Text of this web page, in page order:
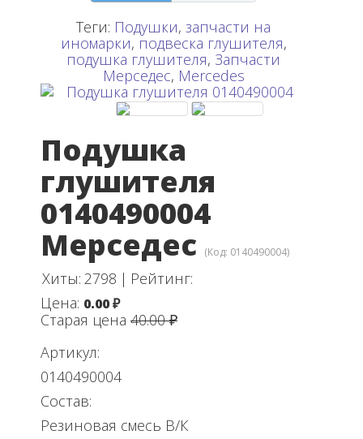
Теги: Подушки, запчасти на
иномарки, подвеска глушителя,
подушка глушителя, Запчасти
Мерседес, Mercedes
Подушка
глушителя
0140490004
Мерседес (Код: 0140490004)
Хиты: 2798 | Рейтинг:
Цена: 0.00 ₽
Старая цена 40.00 ₽
Артикул:
0140490004
Состав:
Резиновая смесь В/К